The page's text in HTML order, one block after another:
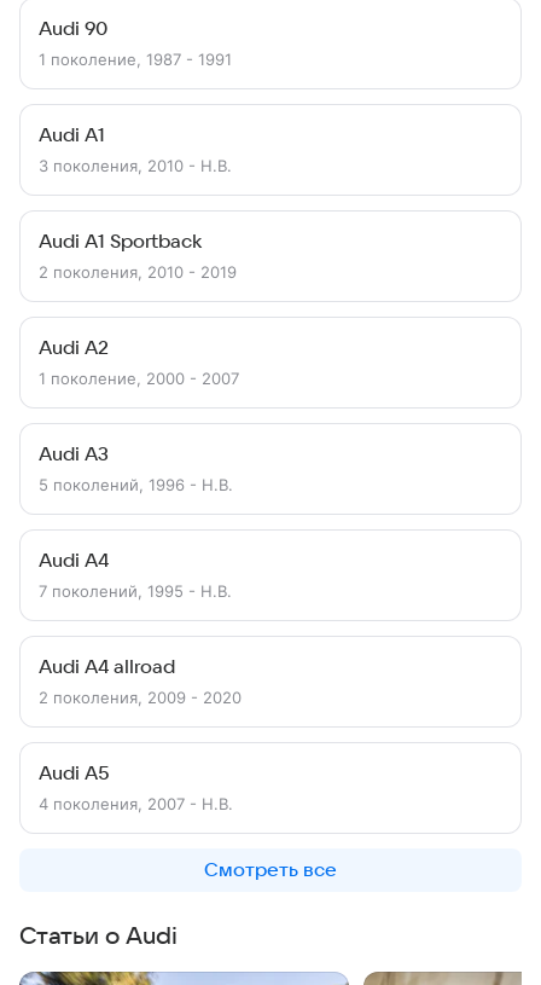
Audi 90
1 поколение, 1987 - 1991
Audi A1
3 поколения, 2010 - Н.В.
Audi A1 Sportback
2 поколения, 2010 - 2019
Audi A2
1 поколение, 2000 - 2007
Audi A3
5 поколений, 1996 - Н.В.
Audi A4
7 поколений, 1995 - Н.В.
Audi A4 allroad
2 поколения, 2009 - 2020
Audi A5
4 поколения, 2007 - Н.В.
Смотреть все
Статьи о Audi